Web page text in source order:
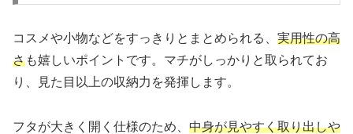
コスメや小物などをすっきりとまとめられる、 実用性の高
さも嬉しいポイントです。マチがしっかりと取られてお
り、見た目以上の収納力を発揮します。
フタが大きく開く仕様のため、 中身が見やすく取り出しや